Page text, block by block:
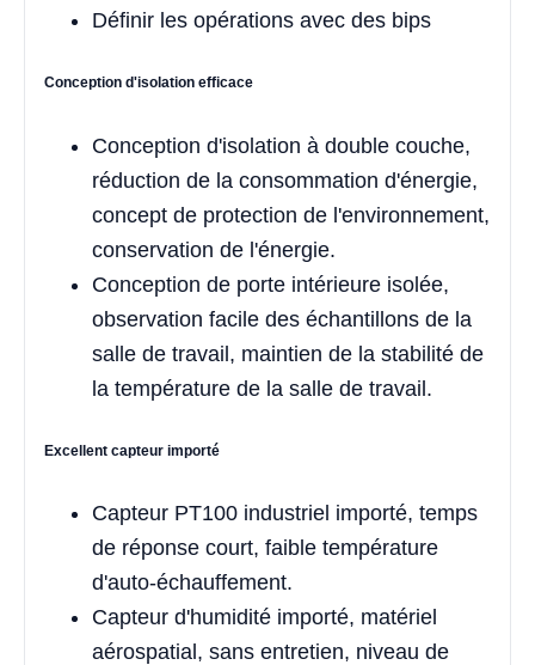
Définir les opérations avec des bips
Conception d'isolation efficace
Conception d'isolation à double couche,
réduction de la consommation d'énergie,
concept de protection de l'environnement,
conservation de l'énergie.
Conception de porte intérieure isolée,
observation facile des échantillons de la
salle de travail, maintien de la stabilité de
la température de la salle de travail.
Excellent capteur importé
Capteur PT100 industriel importé, temps
de réponse court, faible température
d'auto-échauffement.
Capteur d'humidité importé, matériel
aérospatial, sans entretien, niveau de